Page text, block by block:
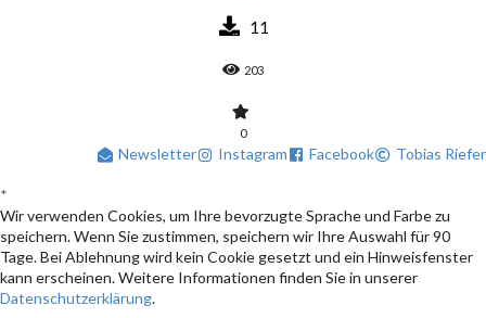
11
203
0
Newsletter Instagram Facebook Tobias Riefer
*
Wir verwenden Cookies, um Ihre bevorzugte Sprache und Farbe zu
speichern. Wenn Sie zustimmen, speichern wir Ihre Auswahl für 90
Tage. Bei Ablehnung wird kein Cookie gesetzt und ein Hinweisfenster
kann erscheinen. Weitere Informationen finden Sie in unserer
Datenschutzerklärung.